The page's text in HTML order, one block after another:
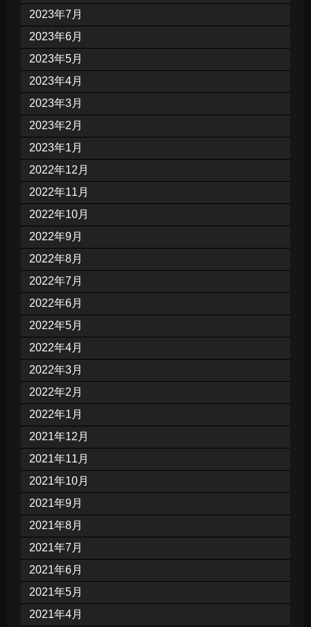
2023年7月
2023年6月
2023年5月
2023年4月
2023年3月
2023年2月
2023年1月
2022年12月
2022年11月
2022年10月
2022年9月
2022年8月
2022年7月
2022年6月
2022年5月
2022年4月
2022年3月
2022年2月
2022年1月
2021年12月
2021年11月
2021年10月
2021年9月
2021年8月
2021年7月
2021年6月
2021年5月
2021年4月